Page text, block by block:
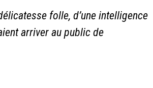
folle, d’une intelligence
arriver au public de